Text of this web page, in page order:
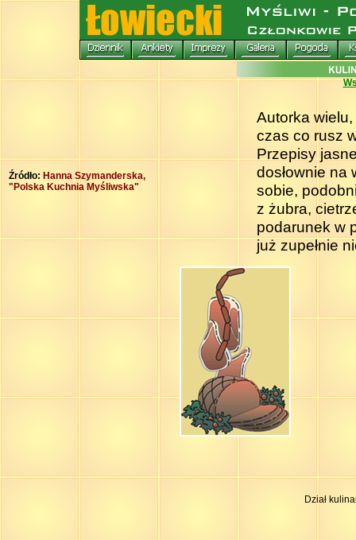
Źródło: Hanna Szymanderska,
"Polska Kuchnia Myśliwska"
Autorka
czas co rusz
Przepisy
dosłownie na
sobie,
z żubra,
podarunek w
już zupełnie
Dział